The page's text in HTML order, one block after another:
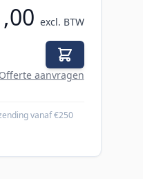
excl. BTW
Offerte aanvragen
vanaf €250